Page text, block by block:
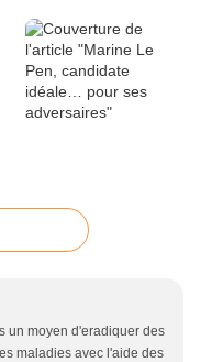
un moyen d'eradiquer des
maladies avec l'aide des